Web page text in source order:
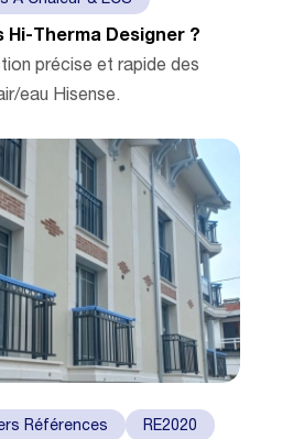
Hi-Therma Designer ?
précise et rapide des
eau Hisense.
Références RE2020